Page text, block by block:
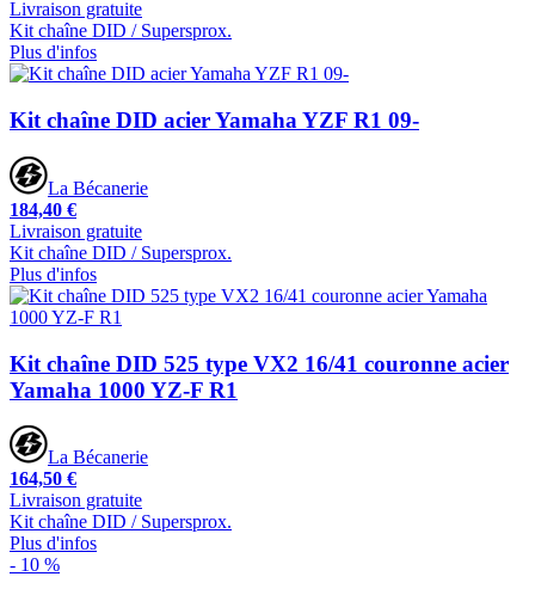
Livraison gratuite
Kit chaîne DID / Supersprox.
Plus d'infos
Kit chaîne DID acier Yamaha YZF R1 09-
La Bécanerie
184,40 €
Livraison gratuite
Kit chaîne DID / Supersprox.
Plus d'infos
Kit chaîne DID 525 type VX2 16/41 couronne acier
Yamaha 1000 YZ-F R1
La Bécanerie
164,50 €
Livraison gratuite
Kit chaîne DID / Supersprox.
Plus d'infos
- 10 %